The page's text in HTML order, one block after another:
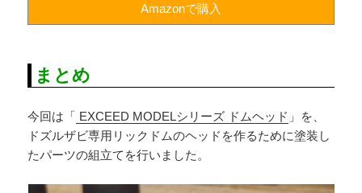
Amazonで購入
まとめ
今回は「 EXCEED MODELシリーズ ドムヘッド 」を、
ドズルザビ専用リックドムのヘッドを作るために塗装し
たパーツの組立てを行いました。